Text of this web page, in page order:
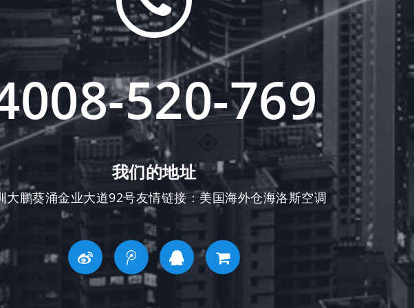
520-769
我们的地址
大鹏葵涌金业大道92号友情链接：美国海外仓海洛斯空调